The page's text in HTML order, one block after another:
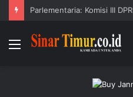
Menu